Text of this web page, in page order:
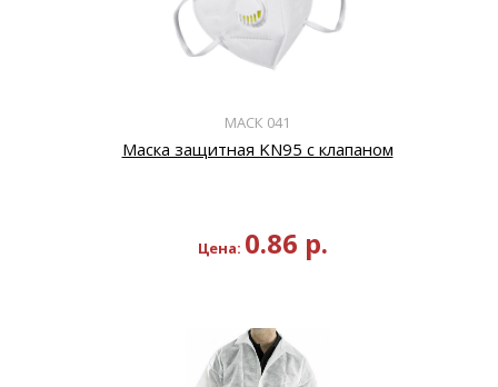
МАСК 041
Маска защитная KN95 с клапаном
Цена: 0.86 р.